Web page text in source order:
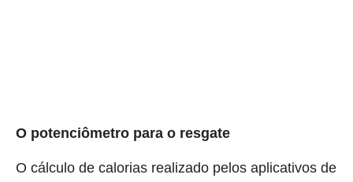
O potenciômetro para o resgate
O cálculo de calorias realizado pelos aplicativos de